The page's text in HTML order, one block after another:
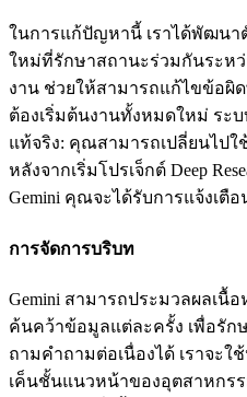
ในการแก้ปัญหานี้ เราได้พัฒนา
ใหม่ที่รักษาสถานะร่วมกันระหว่
งาน ช่วยให้สามารถแก้ไขข้อผิ
ต้องเริ่มต้นงานทั้งหมดใหม่ ระ
แท้จริง: คุณสามารถเปลี่ยนไป
หลังจากเริ่มโปรเจ็กต์ Deep
Gemini คุณจะได้รับการแจ้งเตื
การจัดการบริบท
Gemini สามารถประมวลผลเนื้
ค้นคว้าข้อมูลแต่ละครั้ง เพื่อรัก
ถามคำถามต่อเนื่องได้ เราจะ
เค็นชั้นแนวหน้าของอุตสาหกรร